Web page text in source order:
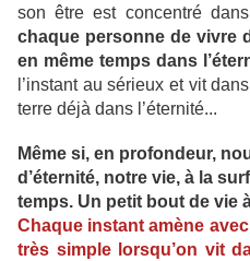
son être est concentré
chaque personne de vivre
en même temps dans
l’instant au sérieux et vit
terre déjà dans l’éternité...
Même si, en profondeur,
d’éternité, notre vie, à la
temps. Un petit bout de vie
Chaque instant amène
très simple lorsqu’on vit